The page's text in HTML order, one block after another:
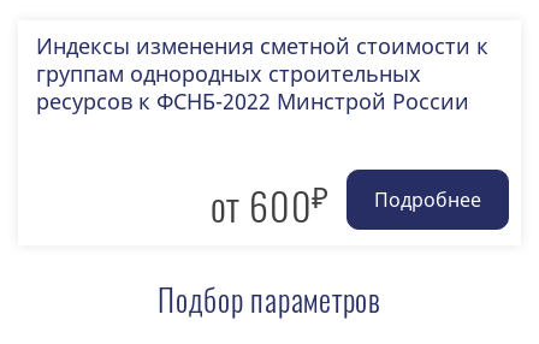
Подбор параметров
Индексы изменения сметной стоимости к
группам однородных строительных
ресурсов к ФСНБ-2022 Минстрой России
от 600₽